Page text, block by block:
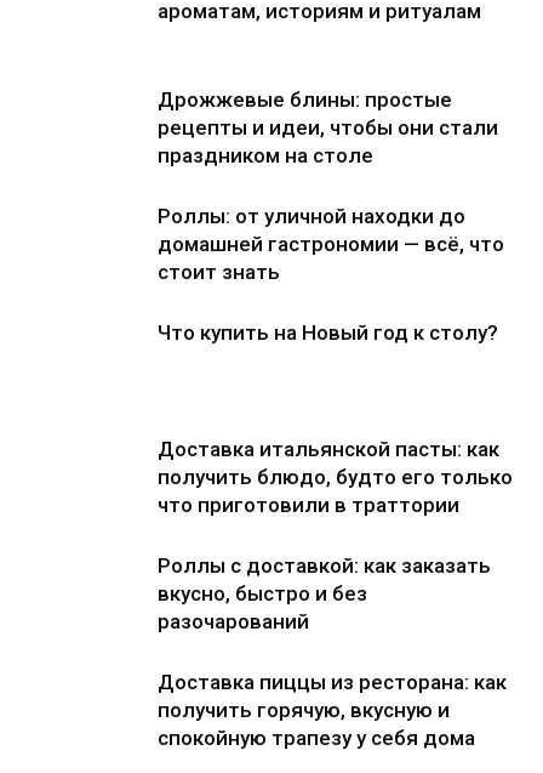
ароматам, историям и ритуалам
Дрожжевые блины: простые
рецепты и идеи, чтобы они стали
праздником на столе
Роллы: от уличной находки до
домашней гастрономии — всё, что
стоит знать
Что купить на Новый год к столу?
Доставка итальянской пасты: как
получить блюдо, будто его только
что приготовили в траттории
Роллы с доставкой: как заказать
вкусно, быстро и без
разочарований
Доставка пиццы из ресторана: как
получить горячую, вкусную и
спокойную трапезу у себя дома